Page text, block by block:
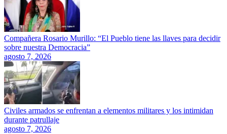
Compañera Rosario Murillo: “El Pueblo tiene las llaves para decidir
sobre nuestra Democracia”
agosto 7, 2026
Civiles armados se enfrentan a elementos militares y los intimidan
durante patrullaje
agosto 7, 2026